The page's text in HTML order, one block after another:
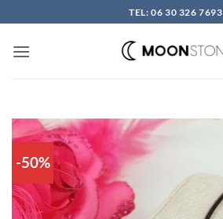
to
content
TEL: 06 30 326 7693
-50%